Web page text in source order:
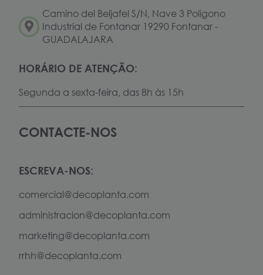
Camino del Beljafel S/N, Nave 3 Polígono
Industrial de Fontanar 19290 Fontanar -
GUADALAJARA
HORÁRIO DE ATENÇÃO:
Segunda a sexta-feira, das 8h às 15h
CONTACTE-NOS
ESCREVA-NOS:
comercial@decoplanta.com
administracion@decoplanta.com
marketing@decoplanta.com
rrhh@decoplanta.com